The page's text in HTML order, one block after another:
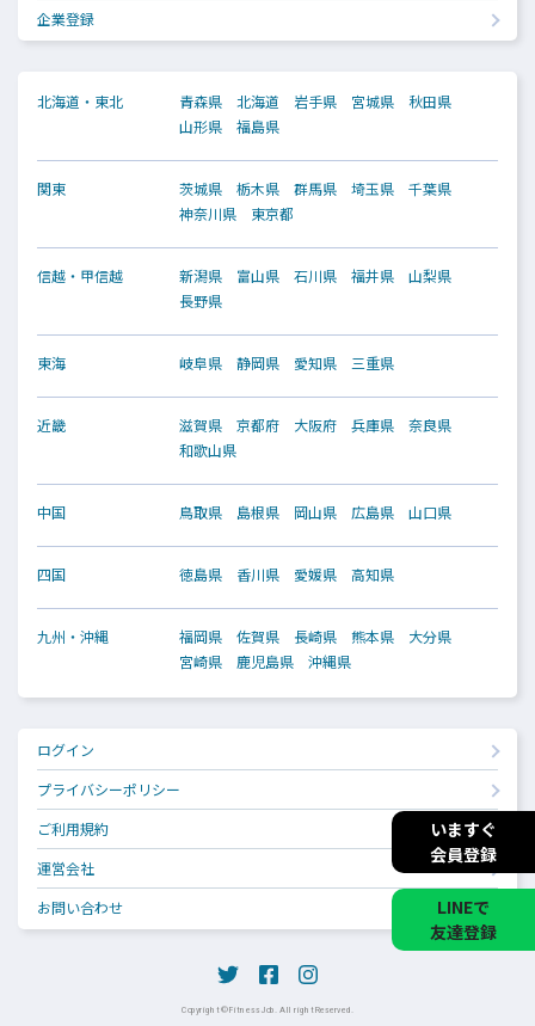
いますぐ
会員登録
LINEで
友達登録
企業登録
北海道・東北 青森県 北海道 岩手県 宮城県
秋田県
山形県
福島県
関東 茨城県 栃木県 群馬県 埼玉県
千葉県
神奈川県
東京都
信越・甲信越 新潟県 富山県 石川県 福井県
山梨県
長野県
東海 岐阜県 静岡県 愛知県 三重県
近畿 滋賀県 京都府 大阪府 兵庫県
奈良県
和歌山県
中国 鳥取県 島根県 岡山県 広島県 山口県
四国 徳島県 香川県 愛媛県 高知県
九州・沖縄 福岡県 佐賀県 長崎県 熊本県
大分県
宮崎県
鹿児島県 沖縄県
ログイン
プライバシーポリシー
ご利用規約
運営会社
お問い合わせ
Copyright © Fitness Job. All right Reserved.